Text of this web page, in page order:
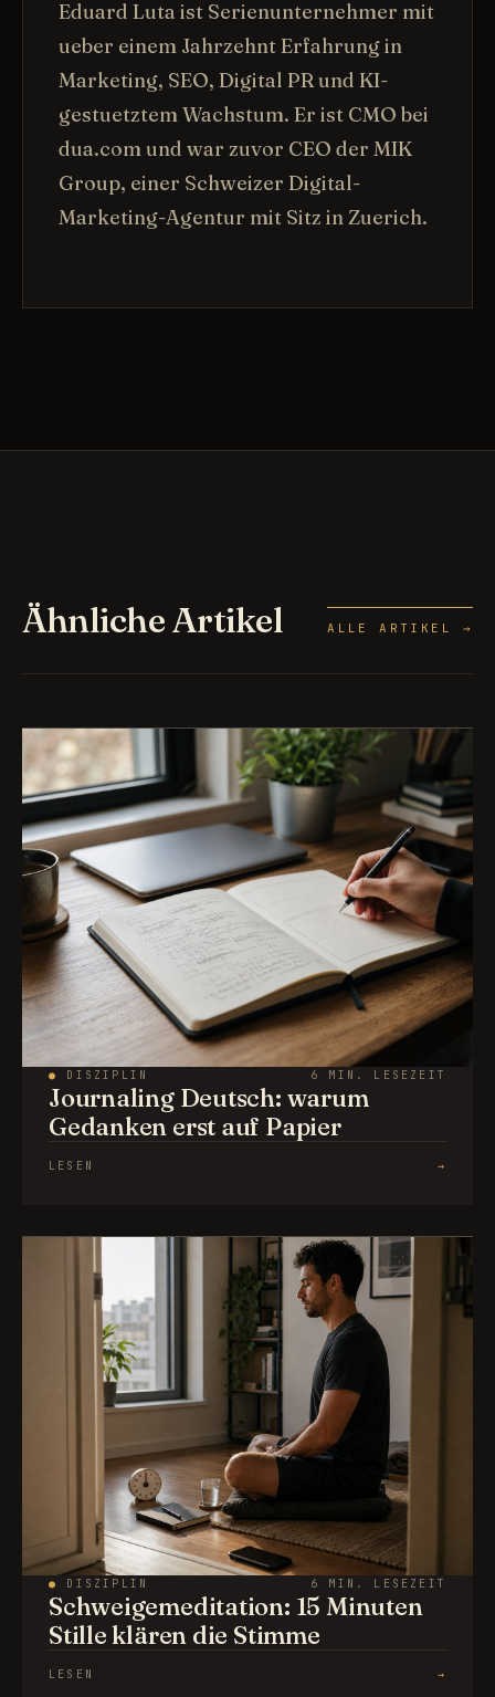
Eduard Luta ist Serienunternehmer mit
ueber einem Jahrzehnt Erfahrung in
Marketing, SEO, Digital PR und KI-
gestuetztem Wachstum. Er ist CMO bei
dua.com und war zuvor CEO der MIK
Group, einer Schweizer Digital-
Marketing-Agentur mit Sitz in Zuerich.
Ähnliche Artikel ALLE ARTIKEL →
● DISZIPLIN 6 MIN. LESEZEIT
Journaling Deutsch: warum
Gedanken erst auf Papier
LESEN →
● DISZIPLIN 6 MIN. LESEZEIT
Schweigemeditation: 15 Minuten
Stille klären die Stimme
LESEN →